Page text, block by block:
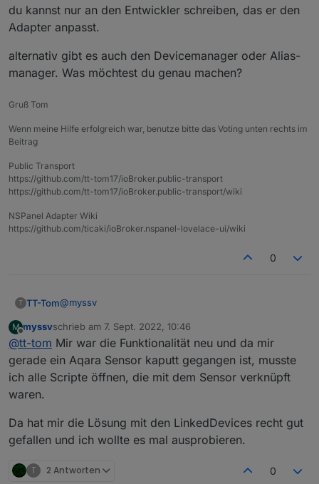
LinkedDevices:
umzustellen, die Option habe ich bei mir nicht:
Was kann ich tun? Alles im Stable Release.
du kannst nur an den Entwickler schreiben, das er den
Adapter anpasst.
alternativ gibt es auch den Devicemanager oder Alias-
manager. Was möchtest du genau machen?
Gruß Tom
Wenn meine Hilfe erfolgreich war, benutze bitte das Voting unten rechts im
Beitrag
Public Transport
https://github.com/tt-tom17/ioBroker.public-transport
https://github.com/tt-tom17/ioBroker.public-transport/wiki
NSPanel Adapter Wiki
https://github.com/ticaki/ioBroker.nspanel-lovelace-ui/wiki
0
T TT-Tom@myssv
mit dem neuen Admin Adapter ist auch die alte
Oberfläche gestorben. RiP ;)
du kannst nur an den Entwickler schreiben, das er den
Adapter anpasst.
alternativ gibt es auch den Devicemanager oder Alias-
M
Offline
myssvschrieb am 7. Sept. 2022, 10:46
zuletzt editiert von
@tt-tom Mir war die Funktionalität neu und da mir
gerade ein Aqara Sensor kaputt gegangen ist, musste
ich alle Scripte öffnen, die mit dem Sensor verknüpft
waren.
Da hat mir die Lösung mit den LinkedDevices recht gut
gefallen und ich wollte es mal ausprobieren.
T 2 Antworten 0